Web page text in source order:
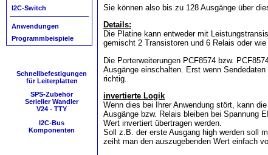
I2C-Switch
Anwendungen
Programmbeispiele
Schnellbefestigungen
für Leiterplatten
SPS-Zubehör
Serieller Wandler
V24 - TTY
I2C-Bus
Komponenten
Sie können also bis zu 128 Ausgänge über
Details:
Die Platine kann entweder mit
gemischt 2 Transistoren und 6 Relais oder
Die Porterweiterungen PCF8574 bzw.
Ausgänge einschalten. Erst wenn
richtig.
invertierte Logik
Wenn dies bei Ihrer Anwendung stört, kann
Ausgänge bzw. Relais bleiben bei Spannung
Wert invertiert übertragen werden.
Soll z.B. der erste Ausgang high werden soll
zeiht man den auszugebenden Wert einfach